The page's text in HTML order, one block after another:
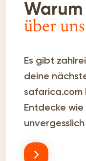
Warum
über
Es gibt
deine
safarica.com
Entdecke